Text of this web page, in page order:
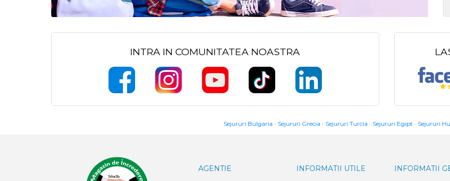
INTRA IN COMUNITATEA NOASTRA
Sejururi Bulgaria Sejururi Grecia Sejururi Turcia Sejururi Egipt Sejururi
AGENTIE
INFORMATII UTILE
INFORMATII